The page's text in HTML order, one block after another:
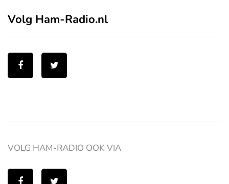
Volg Ham-Radio.nl
VOLG HAM-RADIO OOK VIA